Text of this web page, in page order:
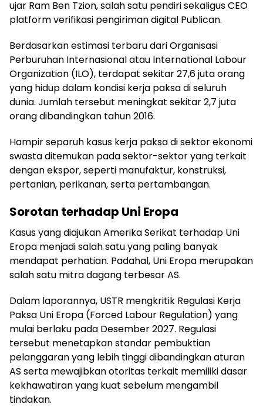
ujar Ram Ben Tzion, salah satu pendiri sekaligus CEO
platform verifikasi pengiriman digital Publican.
Berdasarkan estimasi terbaru dari Organisasi
Perburuhan Internasional atau International Labour
Organization (ILO), terdapat sekitar 27,6 juta orang
yang hidup dalam kondisi kerja paksa di seluruh
dunia. Jumlah tersebut meningkat sekitar 2,7 juta
orang dibandingkan tahun 2016.
Hampir separuh kasus kerja paksa di sektor ekonomi
swasta ditemukan pada sektor-sektor yang terkait
dengan ekspor, seperti manufaktur, konstruksi,
pertanian, perikanan, serta pertambangan.
Sorotan terhadap Uni Eropa
Kasus yang diajukan Amerika Serikat terhadap Uni
Eropa menjadi salah satu yang paling banyak
mendapat perhatian. Padahal, Uni Eropa merupakan
salah satu mitra dagang terbesar AS.
Dalam laporannya, USTR mengkritik Regulasi Kerja
Paksa Uni Eropa (Forced Labour Regulation) yang
mulai berlaku pada Desember 2027. Regulasi
tersebut menetapkan standar pembuktian
pelanggaran yang lebih tinggi dibandingkan aturan
AS serta mewajibkan otoritas terkait memiliki dasar
kekhawatiran yang kuat sebelum mengambil
tindakan.